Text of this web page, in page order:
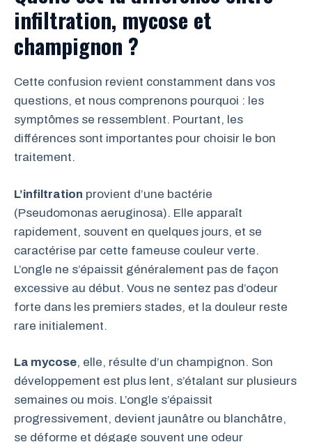
infiltration, mycose et
champignon ?
Cette confusion revient constamment dans vos
questions, et nous comprenons pourquoi : les
symptômes se ressemblent. Pourtant, les
différences sont importantes pour choisir le bon
traitement.
L’infiltration provient d’une bactérie
(Pseudomonas aeruginosa). Elle apparaît
rapidement, souvent en quelques jours, et se
caractérise par cette fameuse couleur verte.
L’ongle ne s’épaissit généralement pas de façon
excessive au début. Vous ne sentez pas d’odeur
forte dans les premiers stades, et la douleur reste
rare initialement.
La mycose, elle, résulte d’un champignon. Son
développement est plus lent, s’étalant sur plusieurs
semaines ou mois. L’ongle s’épaissit
progressivement, devient jaunâtre ou blanchâtre,
se déforme et dégage souvent une odeur